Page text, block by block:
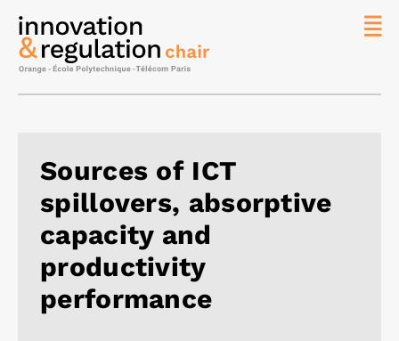
Sources of ICT
spillovers, absorptive
capacity and
productivity
performance
Master